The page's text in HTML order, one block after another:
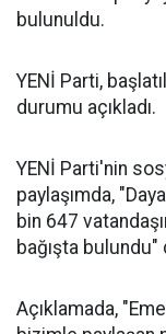
bulunuldu.
YENİ Parti,
durumu açıkladı.
YENİ Parti'nin
paylaşımda,
bin 647
bağışta bulundu"
Açıklamada,